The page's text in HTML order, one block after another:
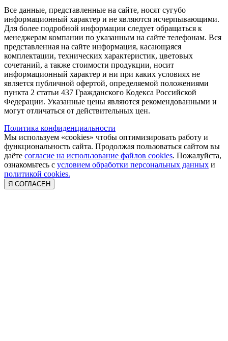
Все данные, представленные на сайте, носят сугубо
информационный характер и не являются исчерпывающими.
Для более подробной информации следует обращаться к
менеджерам компании по указанным на сайте телефонам. Вся
представленная на сайте информация, касающаяся
комплектации, технических характеристик, цветовых
сочетаний, а также стоимости продукции, носит
информационный характер и ни при каких условиях не
является публичной офертой, определяемой положениями
пункта 2 статьи 437 Гражданского Кодекса Российской
Федерации. Указанные цены являются рекомендованными и
могут отличаться от действительных цен.
Политика конфиденциальности
Мы используем «cookies» чтобы оптимизировать работу и
функциональность сайта. Продолжая пользоваться сайтом вы
даёте согласие на использование файлов cookies. Пожалуйста,
ознакомьтесь с условием обработки персональных данных и
политикой cookies.
Я СОГЛАСЕН